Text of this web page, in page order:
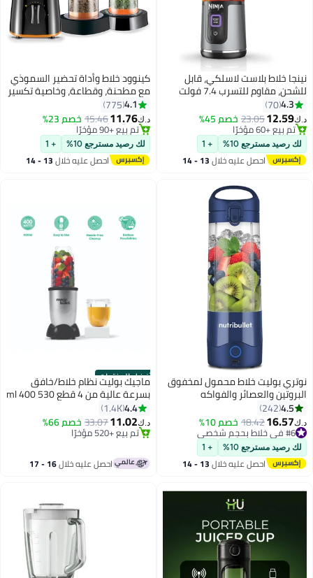
نينجا خلاط بلاست لاسلكي، قابل
للشحن، مقاوم للتسرب 7.4 فولت
4.3
70
د.ك‏12.59
23.05خصم 45%
#3 في خلاط بحجم شخصي
بتخلّص بسرعة
تم بيع +60 مؤخرًا
#3 في خلاط بحجم شخصي
لك رصيد مسترجع 10% + 1
احصل عليه خلال 13 - 14
كينوود خلاط وأداة تحضير السموذي
مع مطحنة، وقطاعة، وخاصية تكسير
الثلج 2 L 500 W BLP15.360BK
أسود
4.1
775
د.ك‏11.76
15.46خصم 23%
#12 في الخلاطات التي توضع على الموائد
باقي 6 وحدات في المخزون
تم بيع +90 مؤخرًا
لك رصيد مسترجع 10% + 1
احصل عليه خلال 13 - 14
نوتري بوليت خلاط محمول لمخفوق
البروتين والعصائر والفواكه
المجمدة والثلج، بلاستيك تريتان،
خالي من مادة BPA مع غطاء رشفة
بمقبض، بطارية USB-C قابلة لإعادة
الشحن بقدرة 2200 مللي أمبير في
الساعة، أجزاء آمنة للغسل في
غسالة الأطباق،
4.5
242
د.ك‏16.57
18.42خصم 10% #6 في خلاط بحجم شخصي
تم بيع +50 مؤخرًا
#6 في خلاط بحجم شخصي
لك رصيد مسترجع 10% + 1
احصل عليه خلال 13 - 14
أفضل المنتجات
ماجيك بوليت نظام خلاط/خافق
بسرعة عالية من 4 قطع 530 ml 400
W MB4-0612 فضي
4.4
1.4K
د.ك‏11.02
33.07خصم 66%
#3 في الخلاطات التي توضع على الموائد
بتخلّص بسرعة
تم بيع +520 مؤخرًا
احصل عليه خلال 16 - 17